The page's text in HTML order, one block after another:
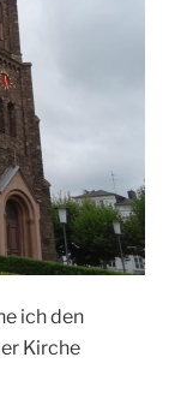
ich den
Kirche